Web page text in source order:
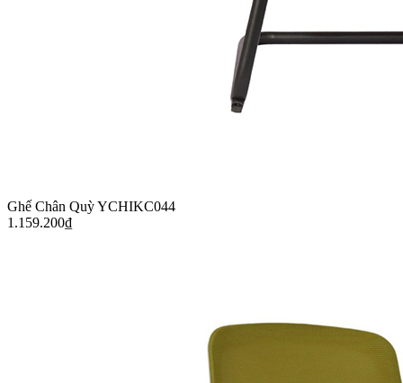
Ghế Chân Quỳ YCHIKC044
1.159.200₫